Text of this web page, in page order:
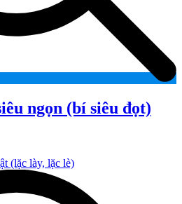
ngọn (bí siêu đọt)